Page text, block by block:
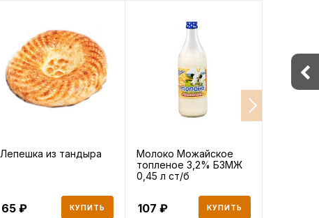
Лепешка из тандыра
65 КУПИТЬ
Молоко Можайское
топленое 3,2% БЗМЖ
0,45 л ст/б
107 КУПИТЬ